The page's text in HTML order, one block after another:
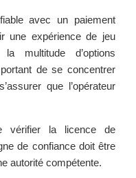
avec un paiement
une expérience de jeu
multitude d’options
de se concentrer
que l’opérateur
vérifier la licence de
de confiance doit être
autorité compétente.